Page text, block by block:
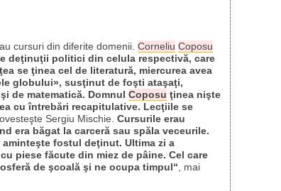
cursuri din diferite domenii. Corneliu Coposu
deţinuţii politici din celula respectivă, care
se ţinea cel de literatură, miercurea avea
globului», susţinut de foşti ataşaţi,
de matematică. Domnul Coposu ţinea nişte
cu întrebări recapitulative. Lecţiile se
Sergiu Mischie. Cursurile erau
era băgat la carceră sau spăla veceurile.
aminteşte fostul deţinut. Ultima zi a
piese făcute din miez de pâine. Cel care
de şcoală şi ne ocupa timpul“ , mai